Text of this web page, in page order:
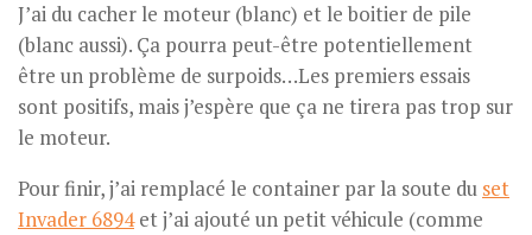
J’ai du cacher le moteur (blanc) et le boitier de pile
(blanc aussi). Ça pourra peut-être potentiellement
être un problème de surpoids…Les premiers essais
sont positifs, mais j’espère que ça ne tirera pas trop sur
le moteur.
Pour finir, j’ai remplacé le container par la soute du set
Invader 6894et j’ai ajouté un petit véhicule (comme